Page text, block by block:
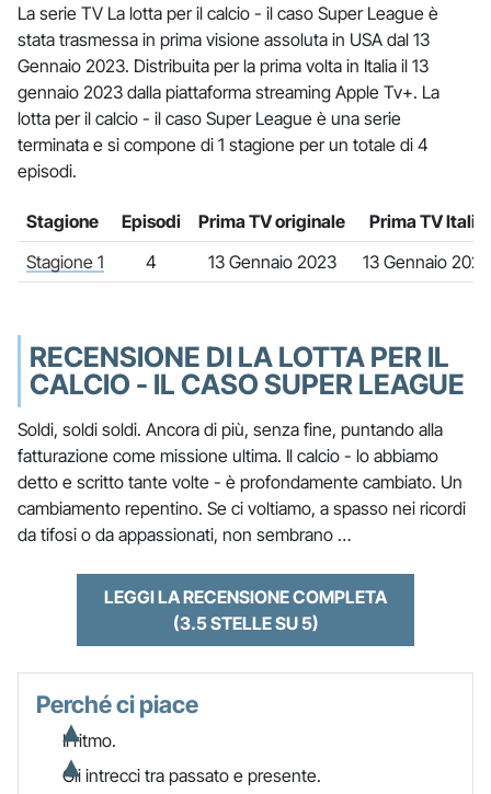
La serie TV La lotta per il calcio - il caso Super League è
stata trasmessa in prima visione assoluta in USA dal 13
Gennaio 2023. Distribuita per la prima volta in Italia il 13
gennaio 2023 dalla piattaforma streaming Apple Tv+. La
lotta per il calcio - il caso Super League è una serie
terminata e si compone di 1 stagione per un totale di 4
episodi.
Stagione Episodi Prima TV originale
Prima TV Italia
Stagione 1
4 13 Gennaio 2023 13 Gennaio 2023
RECENSIONE DI LA LOTTA PER IL
CALCIO - IL CASO SUPER LEAGUE
Soldi, soldi soldi. Ancora di più, senza fine, puntando alla
fatturazione come missione ultima. Il calcio - lo abbiamo
detto e scritto tante volte - è profondamente cambiato. Un
cambiamento repentino. Se ci voltiamo, a spasso nei ricordi
da tifosi o da appassionati, non sembrano …
LEGGI LA RECENSIONE COMPLETA
(3.5 STELLE SU 5)
Perché ci piace
Il ritmo.
Gli intrecci tra passato e presente.